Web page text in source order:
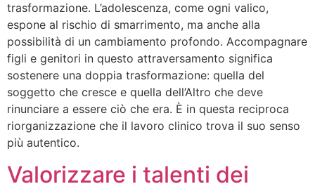
trasformazione. L’adolescenza, come ogni valico,
espone al rischio di smarrimento, ma anche alla
possibilità di un cambiamento profondo. Accompagnare
figli e genitori in questo attraversamento significa
sostenere una doppia trasformazione: quella del
soggetto che cresce e quella dell’Altro che deve
rinunciare a essere ciò che era. È in questa reciproca
riorganizzazione che il lavoro clinico trova il suo senso
più autentico.
Valorizzare i talenti dei